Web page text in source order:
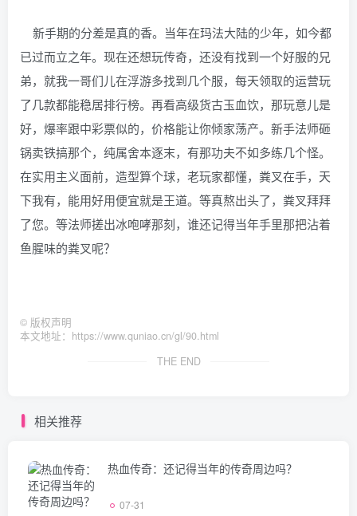
新手期的分差是真的香。当年在玛法大陆的少年，如今都
已过而立之年。现在还想玩传奇，还没有找到一个好服的兄
弟，就我一哥们儿在浮游多找到几个服，每天领取的运营玩
了几款都能稳居排行榜。再看高级货古玉血饮，那玩意儿是
好，爆率跟中彩票似的，价格能让你倾家荡产。新手法师砸
锅卖铁搞那个，纯属舍本逐末，有那功夫不如多练几个怪。
在实用主义面前，造型算个球，老玩家都懂，粪叉在手，天
下我有，能用好用便宜就是王道。等真熬出头了，粪叉拜拜
了您。等法师搓出冰咆哮那刻，谁还记得当年手里那把沾着
鱼腥味的粪叉呢？
© 版权声明
本文地址：https://www.quniao.cn/gl/90.html
THE END
相关推荐
热血传奇：还记得当年的传奇周边吗？
07-31